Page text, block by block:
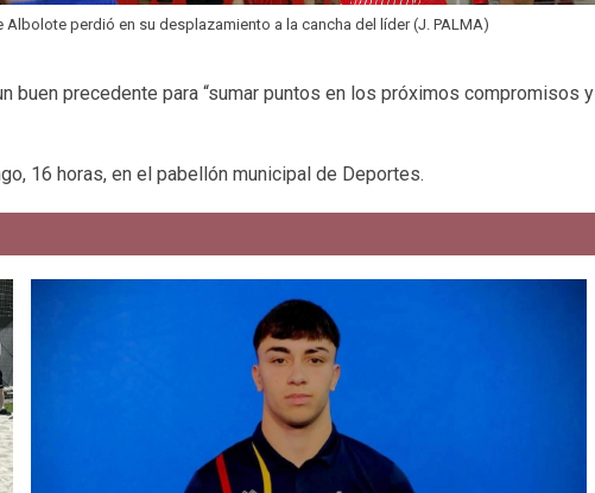
Albolote perdió en su desplazamiento a la cancha del líder (J. PALMA)
buen precedente para “sumar puntos en los próximos compromisos y
16 horas, en el pabellón municipal de Deportes.